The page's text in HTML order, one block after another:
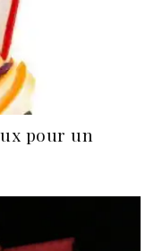
pour un